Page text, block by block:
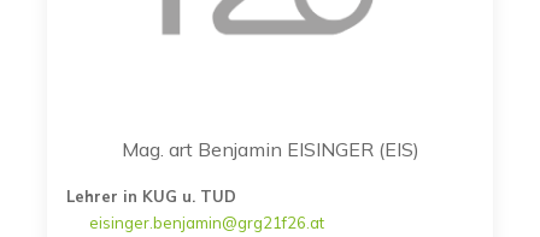
Mag. art Benjamin EISINGER (EIS)
Lehrer in KUG u. TUD
eisinger.benjamin@grg21f26.at